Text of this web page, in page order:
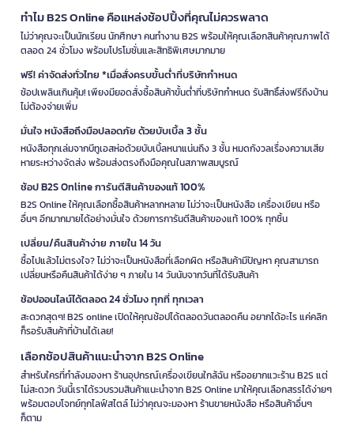
ทำไม B2S Online คือแหล่งช้อปปิ้งที่คุณไม่ควรพลาด
ไม่ว่าคุณจะเป็นนักเรียน นักศึกษา คนทำงาน B2S พร้อมให้คุณเลือกสินค้าคุณภาพได้
ตลอด 24 ชั่วโมง พร้อมโปรโมชั่นและสิทธิพิเศษมากมาย
ฟรี! ค่าจัดส่งทั่วไทย *เมื่อสั่งครบขั้นต่ำที่บริษัทกำหนด
ช้อปเพลินเกินคุ้ม! เพียงมียอดสั่งซื้อสินค้าขั้นต่ำที่บริษัทกำหนด รับสิทธิ์ส่งฟรีถึงบ้าน
ไม่ต้องจ่ายเพิ่ม
มั่นใจ หนังสือถึงมือปลอดภัย ด้วยบับเบิ้ล 3 ชั้น
หนังสือทุกเล่มจากบีทูเอสห่อด้วยบับเบิ้ลหนาแน่นถึง 3 ชั้น หมดกังวลเรื่องความเสีย
หายระหว่างจัดส่ง พร้อมส่งตรงถึงมือคุณในสภาพสมบูรณ์
ช้อป B2S Online การันตีสินค้าของแท้ 100%
B2S Online ให้คุณเลือกซื้อสินค้าหลากหลาย ไม่ว่าจะเป็นหนังสือ เครื่องเขียน หรือ
อื่นๆ อีกมากมายได้อย่างมั่นใจ ด้วยการการันตีสินค้าของแท้ 100% ทุกชิ้น
เปลี่ยน/คืนสินค้าง่าย ภายใน 14 วัน
ซื้อไปแล้วไม่ตรงใจ? ไม่ว่าจะเป็นหนังสือที่เลือกผิด หรือสินค้ามีปัญหา คุณสามารถ
เปลี่ยนหรือคืนสินค้าได้ง่าย ๆ ภายใน 14 วันนับจากวันที่ได้รับสินค้า
ช้อปออนไลน์ได้ตลอด 24 ชั่วโมง ทุกที่ ทุกเวลา
สะดวกสุดๆ! B2S online เปิดให้คุณช้อปได้ตลอดวันตลอดคืน อยากได้อะไร แค่คลิก
ก็รอรับสินค้าที่บ้านได้เลย!
เลือกช้อปสินค้าแนะนำจาก B2S Online
สำหรับใครที่กำลังมองหา ร้านอุปกรณ์เครื่องเขียนใกล้ฉัน หรืออยากแวะร้าน B2S แต่
ไม่สะดวก วันนี้เราได้รวบรวมสินค้าแนะนำจาก B2S Online มาให้คุณเลือกสรรได้ง่ายๆ
พร้อมตอบโจทย์ทุกไลฟ์สไตล์ ไม่ว่าคุณจะมองหา ร้านขายหนังสือ หรือสินค้าอื่นๆ
ก็ตาม